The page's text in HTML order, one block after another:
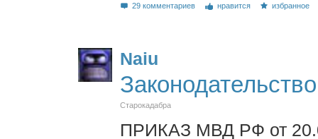
29 комментариев нравится избранное
Naiu
Законодательство
Старокадабра
ПРИКАЗ МВД РФ от